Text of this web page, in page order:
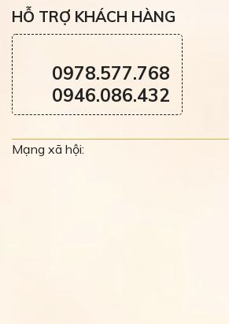
HỖ TRỢ KHÁCH HÀNG
0978.577.768
0946.086.432
Mạng xã hội: